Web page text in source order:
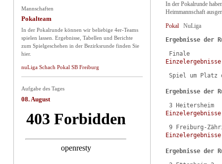
Mannschaften
Pokalteam
In der Pokalrunde können wir beliebige 4er-Teams
spielen lassen. Ergebnisse, Tabellen und Berichte
zum Spielgeschehen in der Bezirksrunde finden Sie
hier.
nuLiga Schach Pokal SB Freiburg
Aufgabe des Tages
08. August
In der Pokalrunde
Heimmannschaft
Pokal NuLiga
Ergebnisse der
Einzelergebnisse
Spiel um Platz
Ergebnisse der
Einzelergebnisse
Einzelergebnisse
Ergebnisse der